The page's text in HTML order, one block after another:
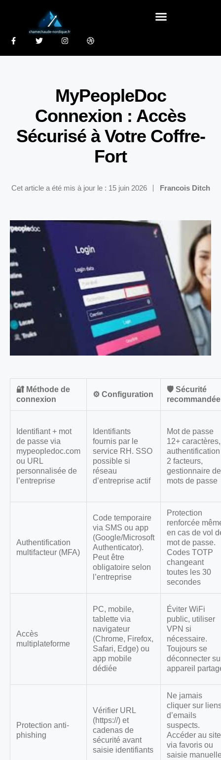
MyPeopleDoc
Connexion : Accès
Sécurisé à Votre Coffre-
Fort
Cet article a été mis à jour le : 15 juin 2026 Francois Ditch
🔐 Méthode de
connexion
⚙️ Configuration
🛡️ Sécurité
recommandée
Identifiant + mot
de passe via
mypeopledoc.com
ou URL
personnalisée de
l’entreprise
Identifiants
fournis par le
service RH. SSO
possible si
réseau
d’entreprise actif
Mot de passe
12+ caractères,
authentification
2 facteurs,
gestionnaire de
mots de passe
Authentification
multifacteur (MFA)
Code temporaire
via SMS ou app
(Google/Microsoft
Authenticator).
Peut être
obligatoire selon
l’entreprise
Protection
renforcée
en cas de vol
mot de passe.
Codes TOTP
changeant
toutes les 30
secondes
Accès
multiplateforme
PC, mobile,
tablette via
navigateur
(Chrome, Firefox,
Safari, Edge) ou
app mobile
dédiée
Éviter WiFi
public, utiliser
VPN si
nécessaire.
Toujours se
déconnecter
appareil
Protection anti-
phishing
Vérifier URL
(https://) et
cadenas de
sécurité avant
saisie identifiants
Ne jamais
cliquer sur
d’emails
suspects.
Accéder au site
via favoris ou
saisie